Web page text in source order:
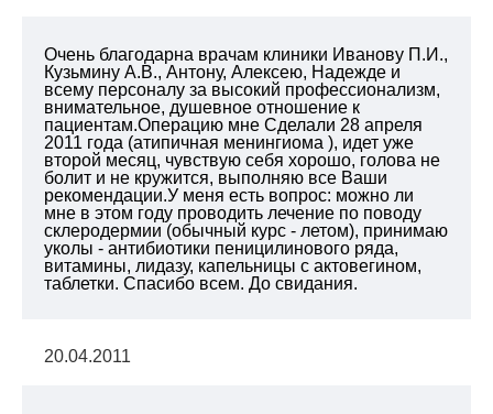
Очень благодарна врачам клиники Иванову П.И.,
Кузьмину А.В., Антону, Алексею, Надежде и
всему персоналу за высокий профессионализм,
внимательное, душевное отношение к
пациентам.Операцию мне Сделали 28 апреля
2011 года (атипичная менингиома ), идет уже
второй месяц, чувствую себя хорошо, голова не
болит и не кружится, выполняю все Ваши
рекомендации.У меня есть вопрос: можно ли
мне в этом году проводить лечение по поводу
склеродермии (обычный курс - летом), принимаю
уколы - антибиотики пеницилинового ряда,
витамины, лидазу, капельницы с актовегином,
таблетки. Спасибо всем. До свидания.
20.04.2011